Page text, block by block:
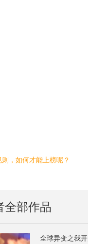
则，如何才能上榜呢？
全部作品
全球异变之我